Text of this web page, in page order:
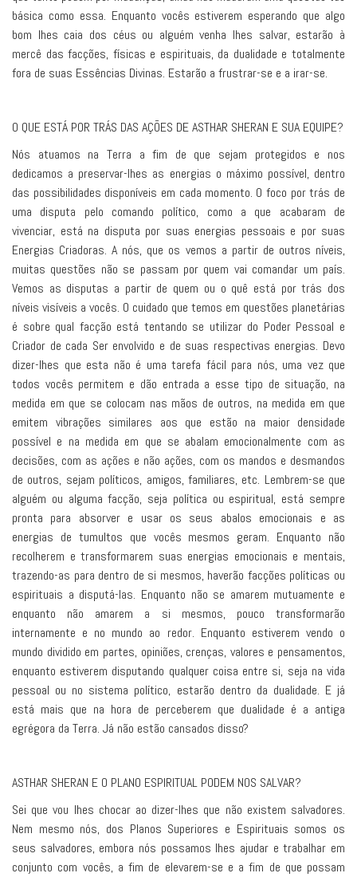
básica como essa. Enquanto vocês estiverem esperando que algo
bom lhes caia dos céus ou alguém venha lhes salvar, estarão à
mercê das facções, físicas e espirituais, da dualidade e totalmente
fora de suas Essências Divinas. Estarão a frustrar-se e a irar-se.
O QUE ESTÁ POR TRÁS DAS AÇÕES DE ASTHAR SHERAN E SUA EQUIPE?
Nós atuamos na Terra a fim de que sejam protegidos e nos
dedicamos a preservar-lhes as energias o máximo possível, dentro
das possibilidades disponíveis em cada momento. O foco por trás de
uma disputa pelo comando político, como a que acabaram de
vivenciar, está na disputa por suas energias pessoais e por suas
Energias Criadoras. A nós, que os vemos a partir de outros níveis,
muitas questões não se passam por quem vai comandar um país.
Vemos as disputas a partir de quem ou o quê está por trás dos
níveis visíveis a vocês. O cuidado que temos em questões planetárias
é sobre qual facção está tentando se utilizar do Poder Pessoal e
Criador de cada Ser envolvido e de suas respectivas energias. Devo
dizer-lhes que esta não é uma tarefa fácil para nós, uma vez que
todos vocês permitem e dão entrada a esse tipo de situação, na
medida em que se colocam nas mãos de outros, na medida em que
emitem vibrações similares aos que estão na maior densidade
possível e na medida em que se abalam emocionalmente com as
decisões, com as ações e não ações, com os mandos e desmandos
de outros, sejam políticos, amigos, familiares, etc. Lembrem-se que
alguém ou alguma facção, seja política ou espiritual, está sempre
pronta para absorver e usar os seus abalos emocionais e as
energias de tumultos que vocês mesmos geram. Enquanto não
recolherem e transformarem suas energias emocionais e mentais,
trazendo-as para dentro de si mesmos, haverão facções políticas ou
espirituais a disputá-las. Enquanto não se amarem mutuamente e
enquanto não amarem a si mesmos, pouco transformarão
internamente e no mundo ao redor. Enquanto estiverem vendo o
mundo dividido em partes, opiniões, crenças, valores e pensamentos,
enquanto estiverem disputando qualquer coisa entre si, seja na vida
pessoal ou no sistema político, estarão dentro da dualidade. E já
está mais que na hora de perceberem que dualidade é a antiga
egrégora da Terra. Já não estão cansados disso?
ASTHAR SHERAN E O PLANO ESPIRITUAL PODEM NOS SALVAR?
Sei que vou lhes chocar ao dizer-lhes que não existem salvadores.
Nem mesmo nós, dos Planos Superiores e Espirituais somos os
seus salvadores, embora nós possamos lhes ajudar e trabalhar em
conjunto com vocês, a fim de elevarem-se e a fim de que possam